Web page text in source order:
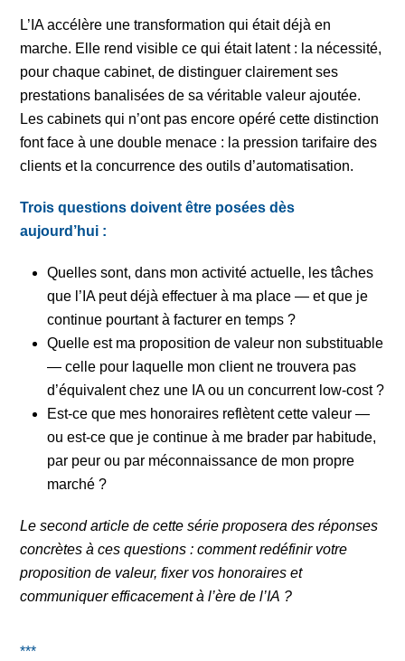
L’IA accélère une transformation qui était déjà en
marche. Elle rend visible ce qui était latent : la nécessité,
pour chaque cabinet, de distinguer clairement ses
prestations banalisées de sa véritable valeur ajoutée.
Les cabinets qui n’ont pas encore opéré cette distinction
font face à une double menace : la pression tarifaire des
clients et la concurrence des outils d’automatisation.
Trois questions doivent être posées dès
aujourd’hui :
Quelles sont, dans mon activité actuelle, les tâches
que l’IA peut déjà effectuer à ma place — et que je
continue pourtant à facturer en temps ?
Quelle est ma proposition de valeur non substituable
— celle pour laquelle mon client ne trouvera pas
d’équivalent chez une IA ou un concurrent low-cost ?
Est-ce que mes honoraires reflètent cette valeur —
ou est-ce que je continue à me brader par habitude,
par peur ou par méconnaissance de mon propre
marché ?
Le second article de cette série proposera des réponses
concrètes à ces questions : comment redéfinir votre
proposition de valeur, fixer vos honoraires et
communiquer efficacement à l’ère de l’IA ?
***